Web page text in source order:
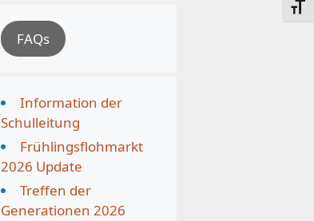
FAQs
Information der
Schulleitung
Frühlingsflohmarkt
2026 Update
Treffen der
Generationen 2026